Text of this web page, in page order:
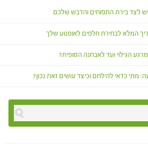
לצד בירת התפוחים והדבש שלכם
המלא לבחירת חלפים לאופנוע שלך
הגילוי ועד לאבחנה הסופית?
מתי כדאי להילחם וכיצד עושים זאת נכון?